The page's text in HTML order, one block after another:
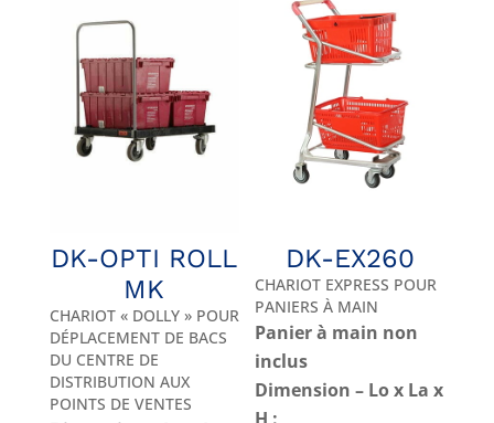
DK-OPTI ROLL
MK
CHARIOT « DOLLY » POUR
DÉPLACEMENT DE BACS
DU CENTRE DE
DISTRIBUTION AUX
POINTS DE VENTES
DK-EX260
CHARIOT EXPRESS POUR
PANIERS À MAIN
Panier à main non
inclus
Dimension – Lo x La x